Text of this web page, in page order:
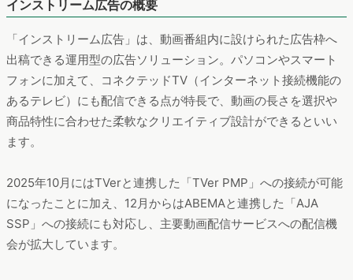
インストリーム広告の概要
「インストリーム広告」は、動画番組内に設けられた広告枠へ
出稿できる運用型の広告ソリューション。パソコンやスマート
フォンに加えて、コネクテッドTV（インターネット接続機能の
あるテレビ）にも配信できる点が特長で、動画の長さを選択や
商品特性に合わせた柔軟なクリエイティブ設計ができるといい
ます。
2025年10月にはTVerと連携した「TVer PMP」への接続が可能
になったことに加え、12月からはABEMAと連携した「AJA
SSP」への接続にも対応し、主要動画配信サービスへの配信機
会が拡大しています。